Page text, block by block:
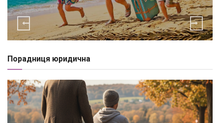
Порадниця юридична